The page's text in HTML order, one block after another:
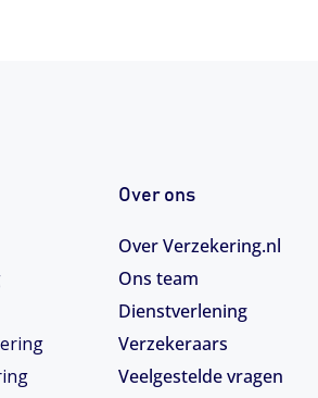
Over ons
Over Verzekering.nl
Ons team
Dienstverlening
Verzekeraars
Veelgestelde vragen